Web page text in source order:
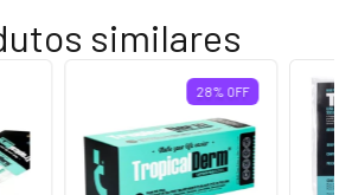
similares
28% OFF